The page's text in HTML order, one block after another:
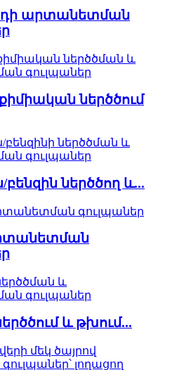
արտանետման
քիմիական ներծծում
բենզին ներծծող և...
և թխում...